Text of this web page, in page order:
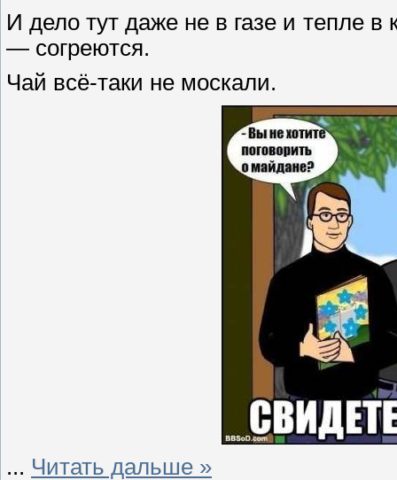
И дело тут даже не в газе и тепле в
— согреются.
Чай всё-таки не москали.
... Читать дальше »